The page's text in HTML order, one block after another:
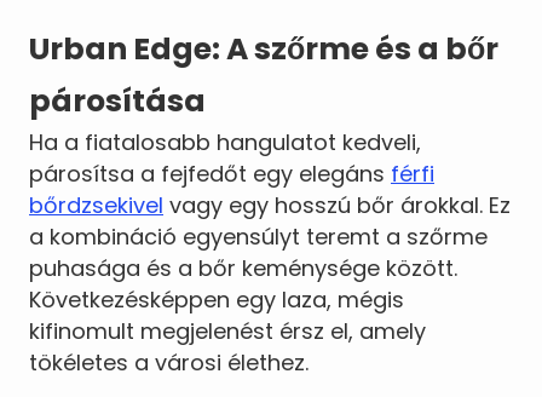
Urban Edge: A szőrme és a bőr
párosítása
Ha a fiatalosabb hangulatot kedveli,
párosítsa a fejfedőt egy elegáns férfi
bőrdzsekivel vagy egy hosszú bőr árokkal. Ez
a kombináció egyensúlyt teremt a szőrme
puhasága és a bőr keménysége között.
Következésképpen egy laza, mégis
kifinomult megjelenést érsz el, amely
tökéletes a városi élethez.